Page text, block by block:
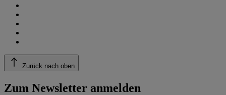
Zurück nach oben
Zum Newsletter anmelden